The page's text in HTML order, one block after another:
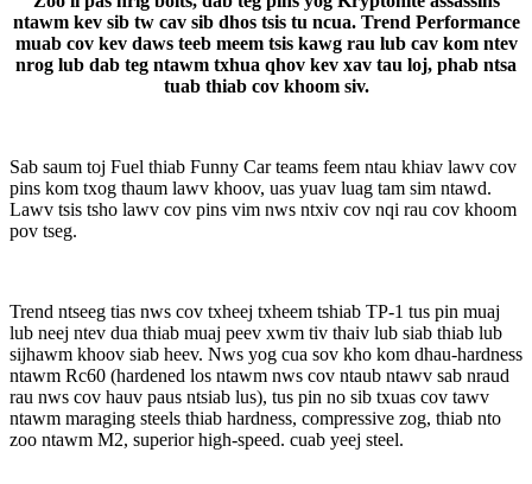
ntawm kev sib tw cav sib dhos tsis tu ncua. Trend Performance
muab cov kev daws teeb meem tsis kawg rau lub cav kom ntev
nrog lub dab teg ntawm txhua qhov kev xav tau loj, phab ntsa
tuab thiab cov khoom siv.
Sab saum toj Fuel thiab Funny Car teams feem ntau khiav lawv cov
pins kom txog thaum lawv khoov, uas yuav luag tam sim ntawd.
Lawv tsis tsho lawv cov pins vim nws ntxiv cov nqi rau cov khoom
pov tseg.
Trend ntseeg tias nws cov txheej txheem tshiab TP-1 tus pin muaj
lub neej ntev dua thiab muaj peev xwm tiv thaiv lub siab thiab lub
sijhawm khoov siab heev. Nws yog cua sov kho kom dhau-hardness
ntawm Rc60 (hardened los ntawm nws cov ntaub ntawv sab nraud
rau nws cov hauv paus ntsiab lus), tus pin no sib txuas cov tawv
ntawm maraging steels thiab hardness, compressive zog, thiab nto
zoo ntawm M2, superior high-speed. cuab yeej steel.